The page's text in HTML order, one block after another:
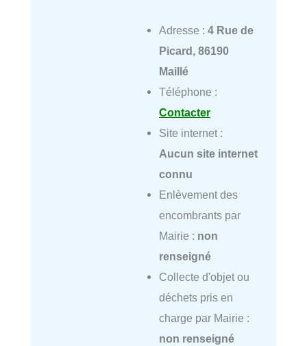
Adresse : 4 Rue de
Picard, 86190
Maillé
Téléphone :
Contacter
Site internet :
Aucun site internet
connu
Enlèvement des
encombrants par
Mairie : non
renseigné
Collecte d'objet ou
déchets pris en
charge par Mairie :
non renseigné